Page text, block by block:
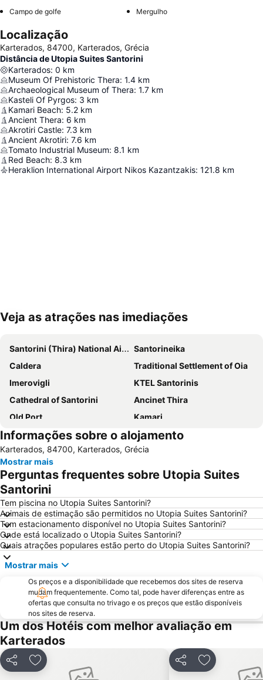
Campo de golfe Mergulho
Localização
Karterados, 84700, Karterados, Grécia
Distância de Utopia Suites Santorini
Karterados: 0 km
Museum Of Prehistoric Thera: 1.4 km
Archaeological Museum of Thera: 1.7 km
Kasteli Of Pyrgos: 3 km
Kamari Beach: 5.2 km
Ancient Thera: 6 km
Akrotiri Castle: 7.3 km
Ancient Akrotiri: 7.6 km
Tomato Industrial Museum: 8.1 km
Red Beach: 8.3 km
Heraklion International Airport Nikos Kazantzakis: 121.8 km
Ampliar mapa
Veja as atrações nas imediações
Santorini (Thira) National Airport
Santorineika
Caldera
Traditional Settlement of Oia
Imerovigli
KTEL Santorinis
Cathedral of Santorini
Ancinet Thira
Old Port
Kamari
Perissa Beach
Armeni
Kokkini Paralia - Red Beach
Mylopotas Beach
Traditional Settlement of Thira
Monolithos Beach
Athinios Fery Port
Informações sobre o alojamento
Karterados, 84700, Karterados, Grécia
Mostrar mais
Perguntas frequentes sobre Utopia Suites
Santorini
Tem piscina no Utopia Suites Santorini?
Animais de estimação são permitidos no Utopia Suites Santorini?
Tem estacionamento disponível no Utopia Suites Santorini?
Onde está localizado o Utopia Suites Santorini?
Quais atrações populares estão perto do Utopia Suites Santorini?
Mostrar mais
Os preços e a disponibilidade que recebemos dos sites de reserva
mudam frequentemente. Como tal, pode haver diferenças entre as
ofertas que consulta no trivago e os preços que estão disponíveis
nos sites de reserva.
Um dos Hotéis com melhor avaliação em
Karterados
PartilharAdicionar aos favoritos PartilharAdicionar